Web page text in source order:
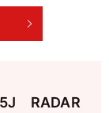
RADAR